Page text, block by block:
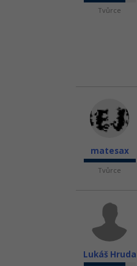
Tvůrce
matesax
Tvůrce
Lukáš Hruda